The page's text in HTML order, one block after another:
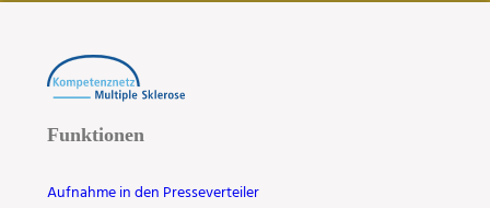
Funktionen
Aufnahme in den Presseverteiler